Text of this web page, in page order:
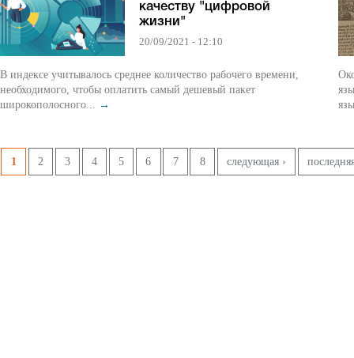
качеству "цифровой
жизни"
20/09/2021 - 12:10
В индексе учитывалось среднее количество рабочего времени,
необходимого, чтобы оплатить самый дешевый пакет
широкополосного... →
Pages
1 2 3 4 5 6 7 8 следующая ›